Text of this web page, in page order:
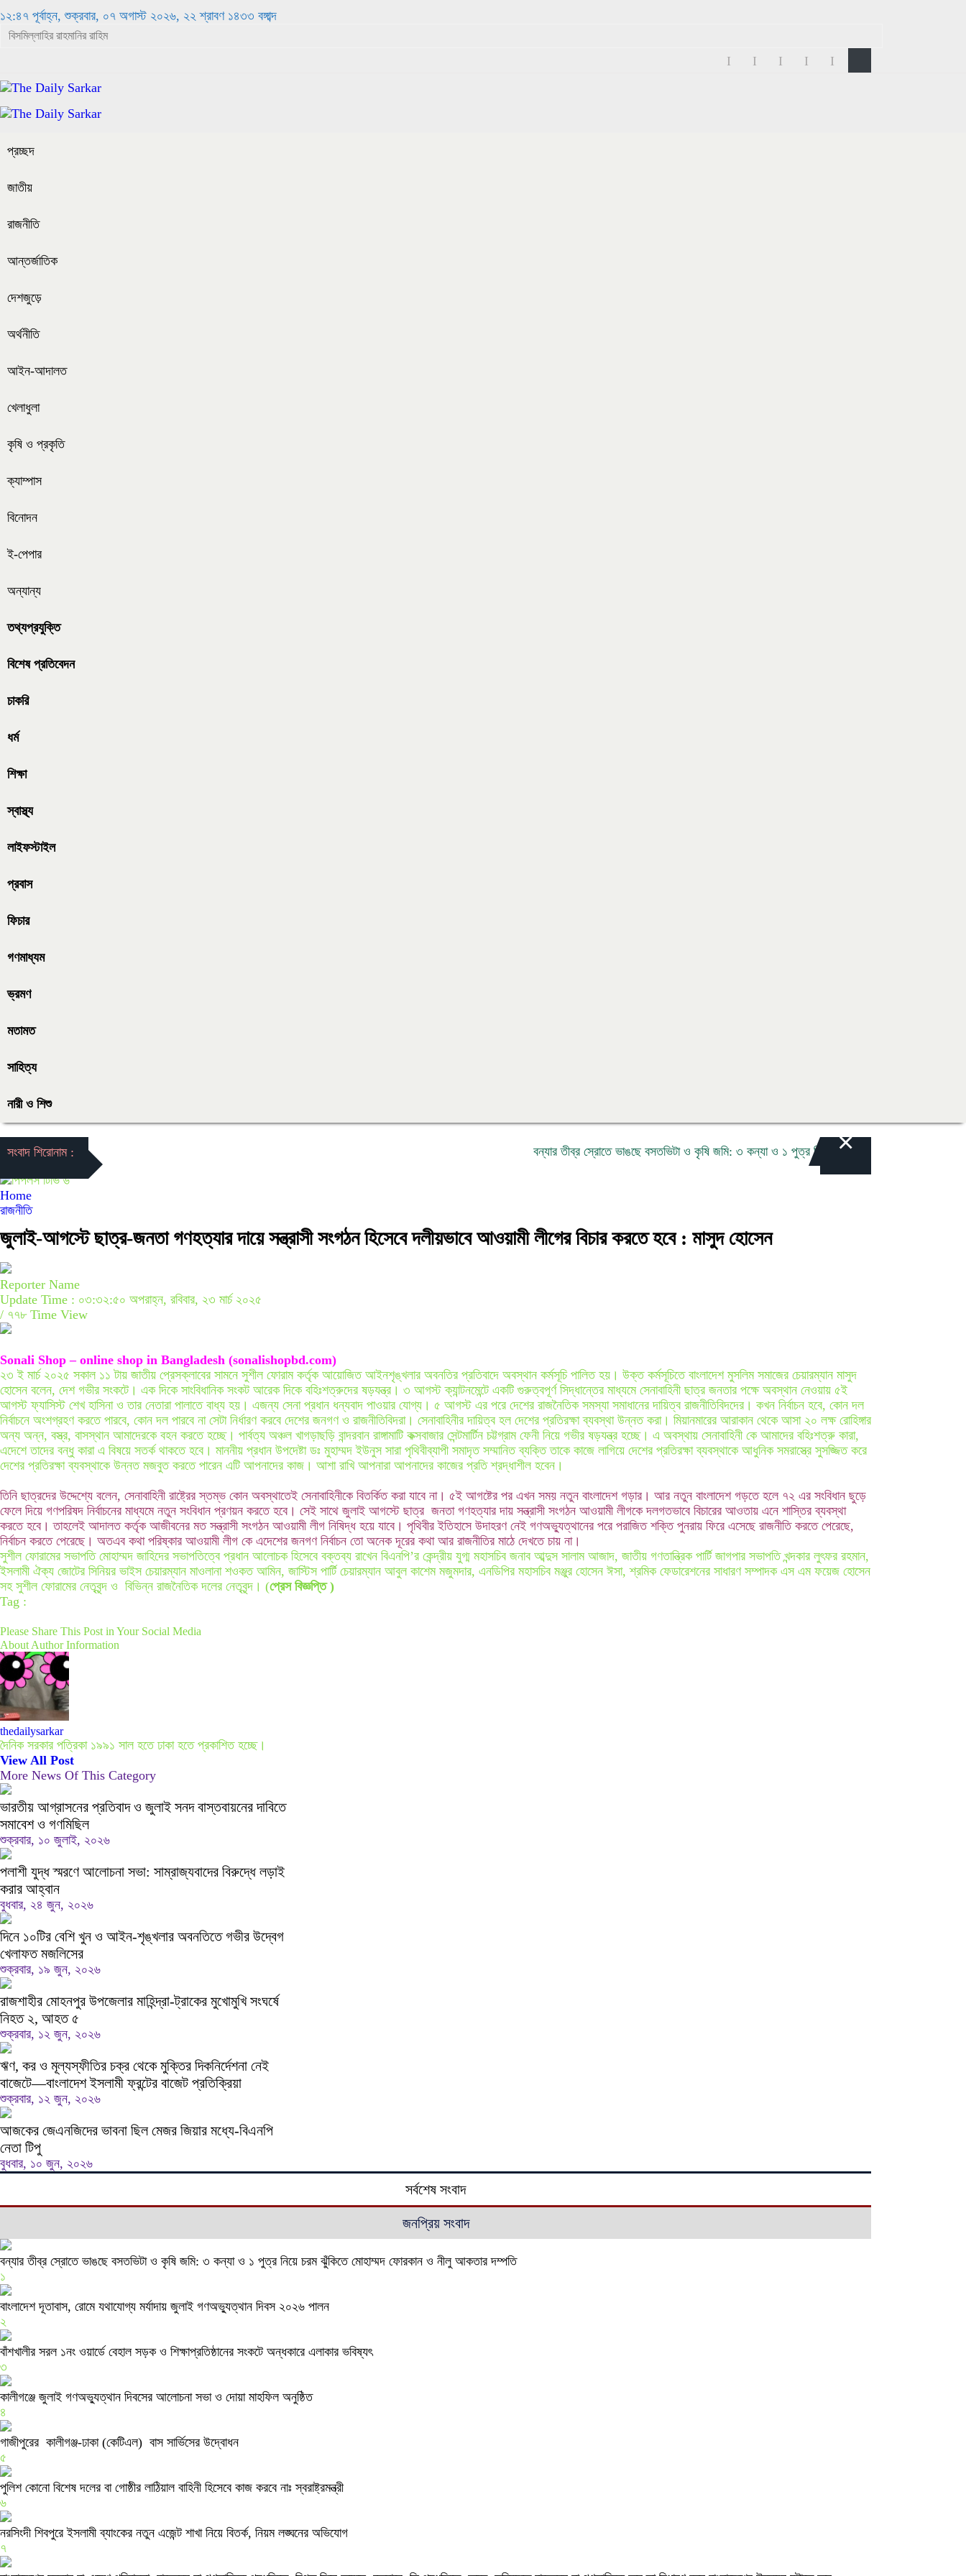
১২:৪৭ পূর্বাহ্ন, শুক্রবার, ০৭ অগাস্ট ২০২৬, ২২ শ্রাবণ ১৪৩৩ বঙ্গাব্দ
প্রচ্ছদ
জাতীয়
রাজনীতি
আন্তর্জাতিক
দেশজুড়ে
অর্থনীতি
আইন-আদালত
খেলাধুলা
কৃষি ও প্রকৃতি
ক্যাম্পাস
বিনোদন
ই-পেপার
অন্যান্য
তথ্যপ্রযুক্তি
বিশেষ প্রতিবেদন
চাকরি
ধর্ম
শিক্ষা
স্বাস্থ্য
লাইফস্টাইল
প্রবাস
ফিচার
গণমাধ্যম
ভ্রমণ
মতামত
সাহিত্য
নারী ও শিশু
সংবাদ শিরোনাম : বন্যার তীব্র স্রোতে ভাঙছে বসতভিটা ও কৃষি জমি: ৩ কন্যা ও ১ পুত্র নিয়ে চরম ঝুঁকিতে মোহাম্মদ ফোরকান ও নীলু
×
Home
রাজনীতি
জুলাই-আগস্টে ছাত্র-জনতা গণহত্যার দায়ে সন্ত্রাসী সংগঠন হিসেবে দলীয়ভাবে আওয়ামী লীগের বিচার করতে হবে : মাসুদ হোসেন
Reporter Name
Update Time : ০৩:৩২:৫০ অপরাহ্ন, রবিবার, ২৩ মার্চ ২০২৫
/ ৭৭৮ Time View
Sonali Shop – online shop in Bangladesh (sonalishopbd.com)
২৩ ই মার্চ ২০২৫ সকাল ১১ টায় জাতীয় প্রেসক্লাবের সামনে সুশীল ফোরাম কর্তৃক আয়োজিত আইনশৃঙ্খলার অবনতির প্রতিবাদে অবস্থান কর্মসূচি পালিত হয়। উক্ত কর্মসূচিতে বাংলাদেশ মুসলিম সমাজের চেয়ারম্যান মাসুদ
হোসেন বলেন, দেশ গভীর সংকটে। এক দিকে সাংবিধানিক সংকট আরেক দিকে বহিঃশত্রুদের ষড়যন্ত্র। ৩ আগস্ট ক্যান্টনমেন্টে একটি গুরুত্বপূর্ণ সিদ্ধান্তের মাধ্যমে সেনাবাহিনী ছাত্র জনতার পক্ষে অবস্থান নেওয়ায় ৫ই
আগস্ট ফ্যাসিস্ট শেখ হাসিনা ও তার নেতারা পালাতে বাধ্য হয়। এজন্য সেনা প্রধান ধন্যবাদ পাওয়ার যোগ্য। ৫ আগস্ট এর পরে দেশের রাজনৈতিক সমস্যা সমাধানের দায়িত্ব রাজনীতিবিদদের। কখন নির্বাচন হবে, কোন দল
নির্বাচনে অংশগ্রহণ করতে পারবে, কোন দল পারবে না সেটা নির্ধারণ করবে দেশের জনগণ ও রাজনীতিবিদরা। সেনাবাহিনীর দায়িত্ব হল দেশের প্রতিরক্ষা ব্যবস্থা উন্নত করা। মিয়ানমারের আরাকান থেকে আসা ২০ লক্ষ রোহিঙ্গার
অন্য অন্ন, বস্ত্র, বাসস্থান আমাদেরকে বহন করতে হচ্ছে। পার্বত্য অঞ্চল খাগড়াছড়ি বান্দরবান রাঙ্গামাটি কক্সবাজার সেন্টমার্টিন চট্টগ্রাম ফেনী নিয়ে গভীর ষড়যন্ত্র হচ্ছে। এ অবস্থায় সেনাবাহিনী কে আমাদের বহিঃশত্রু কারা,
এদেশে তাদের বন্ধু কারা এ বিষয়ে সতর্ক থাকতে হবে। মাননীয় প্রধান উপদেষ্টা ডঃ মুহাম্মদ ইউনুস সারা পৃথিবীব্যাপী সমাদৃত সম্মানিত ব্যক্তি তাকে কাজে লাগিয়ে দেশের প্রতিরক্ষা ব্যবস্থাকে আধুনিক সমরাস্ত্রে সুসজ্জিত করে
দেশের প্রতিরক্ষা ব্যবস্থাকে উন্নত মজবুত করতে পারেন এটি আপনাদের কাজ। আশা রাখি আপনারা আপনাদের কাজের প্রতি শ্রদ্ধাশীল হবেন।
তিনি ছাত্রদের উদ্দেশ্যে বলেন, সেনাবাহিনী রাষ্ট্রের স্তম্ভ কোন অবস্থাতেই সেনাবাহিনীকে বিতর্কিত করা যাবে না। ৫ই আগষ্টের পর এখন সময় নতুন বাংলাদেশ গড়ার। আর নতুন বাংলাদেশ গড়তে হলে ৭২ এর সংবিধান ছুড়ে
ফেলে দিয়ে গণপরিষদ নির্বাচনের মাধ্যমে নতুন সংবিধান প্রণয়ন করতে হবে। সেই সাথে জুলাই আগস্টে ছাত্র জনতা গণহত্যার দায় সন্ত্রাসী সংগঠন আওয়ামী লীগকে দলগতভাবে বিচারের আওতায় এনে শাস্তির ব্যবস্থা
করতে হবে। তাহলেই আদালত কর্তৃক আজীবনের মত সন্ত্রাসী সংগঠন আওয়ামী লীগ নিষিদ্ধ হয়ে যাবে। পৃথিবীর ইতিহাসে উদাহরণ নেই গণঅভ্যুত্থানের পরে পরাজিত শক্তি পুনরায় ফিরে এসেছে রাজনীতি করতে পেরেছে,
নির্বাচন করতে পেরেছে। অতএব কথা পরিষ্কার আওয়ামী লীগ কে এদেশের জনগণ নির্বাচন তো অনেক দূরের কথা আর রাজনীতির মাঠে দেখতে চায় না।
সুশীল ফোরামের সভাপতি মোহাম্মদ জাহিদের সভাপতিত্বে প্রধান আলোচক হিসেবে বক্তব্য রাখেন বিএনপি’র কেন্দ্রীয় যুগ্ম মহাসচিব জনাব আব্দুস সালাম আজাদ, জাতীয় গণতান্ত্রিক পার্টি জাগপার সভাপতি খন্দকার লুৎফর রহমান,
ইসলামী ঐক্য জোটের সিনিয়র ভাইস চেয়ারম্যান মাওলানা শওকত আমিন, জাস্টিস পার্টি চেয়ারম্যান আবুল কাশেম মজুমদার, এনডিপির মহাসচিব মঞ্জুর হোসেন ঈসা, শ্রমিক ফেডারেশনের সাধারণ সম্পাদক এস এম ফয়েজ হোসেন
সহ সুশীল ফোরামের নেতৃবৃন্দ ও বিভিন্ন রাজনৈতিক দলের নেতৃবৃন্দ। (প্রেস বিজ্ঞপ্তি )
Tag :
Please Share This Post in Your Social Media
About Author Information
thedailysarkar
দৈনিক সরকার পত্রিকা ১৯৯১ সাল হতে ঢাকা হতে প্রকাশিত হচ্ছে।
View All Post
More News Of This Category
ভারতীয় আগ্রাসনের প্রতিবাদ ও জুলাই সনদ বাস্তবায়নের দাবিতে
সমাবেশ ও গণমিছিল
শুক্রবার, ১০ জুলাই, ২০২৬
পলাশী যুদ্ধ স্মরণে আলোচনা সভা: সাম্রাজ্যবাদের বিরুদ্ধে লড়াই
করার আহ্বান
বুধবার, ২৪ জুন, ২০২৬
দিনে ১০টির বেশি খুন ও আইন-শৃঙ্খলার অবনতিতে গভীর উদ্বেগ
খেলাফত মজলিসের
শুক্রবার, ১৯ জুন, ২০২৬
রাজশাহীর মোহনপুর উপজেলার মাহিন্দ্রা-ট্রাকের মুখোমুখি সংঘর্ষে
নিহত ২, আহত ৫
শুক্রবার, ১২ জুন, ২০২৬
ঋণ, কর ও মূল্যস্ফীতির চক্র থেকে মুক্তির দিকনির্দেশনা নেই
বাজেটে—বাংলাদেশ ইসলামী ফ্রন্টের বাজেট প্রতিক্রিয়া
শুক্রবার, ১২ জুন, ২০২৬
আজকের জেএনজিদের ভাবনা ছিল মেজর জিয়ার মধ্যে-বিএনপি
নেতা টিপু
বুধবার, ১০ জুন, ২০২৬
সর্বশেষ সংবাদ
জনপ্রিয় সংবাদ
বন্যার তীব্র স্রোতে ভাঙছে বসতভিটা ও কৃষি জমি: ৩ কন্যা ও ১ পুত্র নিয়ে চরম ঝুঁকিতে মোহাম্মদ ফোরকান ও নীলু আকতার দম্পতি
১
বাংলাদেশ দূতাবাস, রোমে যথাযোগ্য মর্যাদায় জুলাই গণঅভ্যুত্থান দিবস ২০২৬ পালন
২
বাঁশখালীর সরল ১নং ওয়ার্ডে বেহাল সড়ক ও শিক্ষাপ্রতিষ্ঠানের সংকটে অন্ধকারে এলাকার ভবিষ্যৎ
৩
কালীগঞ্জে জুলাই গণঅভ্যুত্থান দিবসের আলোচনা সভা ও দোয়া মাহফিল অনুষ্ঠিত
৪
গাজীপুরের কালীগঞ্জ-ঢাকা (কেটিএল) বাস সার্ভিসের উদ্বোধন
৫
পুলিশ কোনো বিশেষ দলের বা গোষ্ঠীর লাঠিয়াল বাহিনী হিসেবে কাজ করবে নাঃ স্বরাষ্ট্রমন্ত্রী
৬
নরসিংদী শিবপুরে ইসলামী ব্যাংকের নতুন এজেন্ট শাখা নিয়ে বিতর্ক, নিয়ম লঙ্ঘনের অভিযোগ
৭